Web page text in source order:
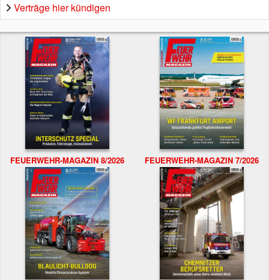
Verträge hier kündigen
FEUERWEHR-MAGAZIN 8/2026 FEUERWEHR-MAGAZIN 7/2026